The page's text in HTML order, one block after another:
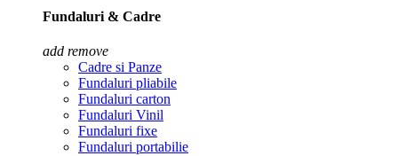
Fundaluri & Cadre
add remove
Cadre si Panze
Fundaluri pliabile
Fundaluri carton
Fundaluri Vinil
Fundaluri fixe
Fundaluri portabilie